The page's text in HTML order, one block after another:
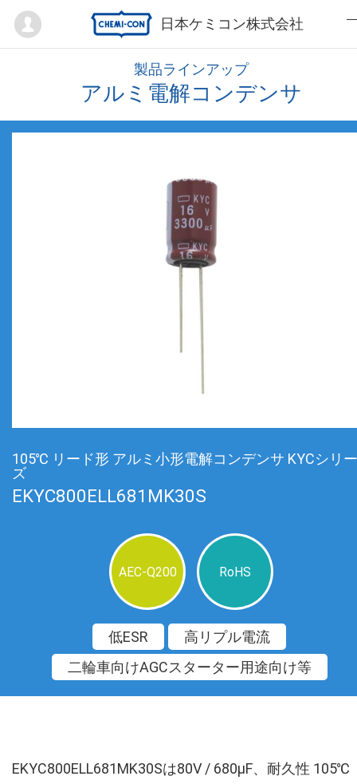
日本ケミコン株式会社
Mypage
製品ラインアップ
アルミ電解コンデンサ
105℃ リード形 アルミ小形電解コンデンサ KYCシリー
ズ
EKYC800ELL681MK30S
AEC-Q200 RoHS
低ESR
高リプル電流
二輪車向けAGCスターター用途向け等
EKYC800ELL681MK30Sは80V / 680µF、耐久性 105℃